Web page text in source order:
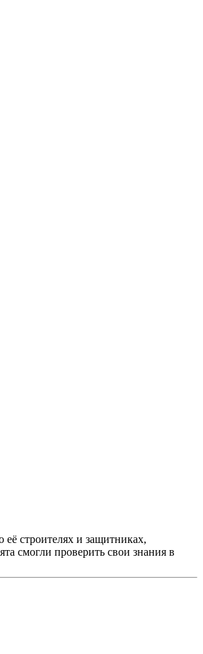
строителях и защитниках,
смогли проверить свои знания в